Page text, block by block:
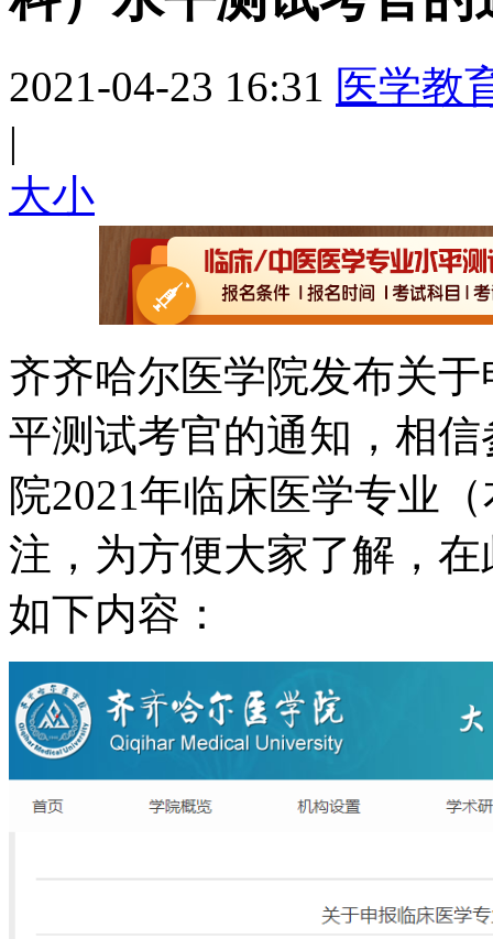
2021-04-23 16:31 医学教
|
大小
齐齐哈尔医学院发布关
平测试考官的通知，相
院2021年临床医学专业
注，为方便大家了解，
如下内容：